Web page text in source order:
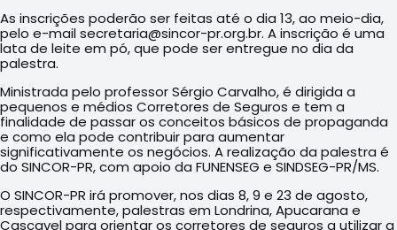
As inscrições poderão ser feitas até o dia 13, ao meio-dia,
pelo e-mail secretaria@sincor-pr.org.br. A inscrição é uma
lata de leite em pó, que pode ser entregue no dia da
palestra.
Ministrada pelo professor Sérgio Carvalho, é dirigida a
pequenos e médios Corretores de Seguros e tem a
finalidade de passar os conceitos básicos de propaganda
e como ela pode contribuir para aumentar
significativamente os negócios. A realização da palestra é
do SINCOR-PR, com apoio da FUNENSEG e SINDSEG-PR/MS.
O SINCOR-PR irá promover, nos dias 8, 9 e 23 de agosto,
respectivamente, palestras em Londrina, Apucarana e
Cascavel para orientar os corretores de seguros a utilizar a